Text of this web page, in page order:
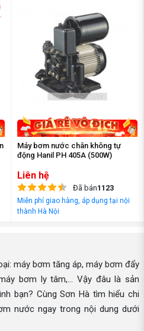
Máy bơm nước chân không tự
động Hanil PH 405A (500W)
Liên hệ
Đã bán1123
Miễn phí giao hàng, áp dụng tại nội
thành Hà Nội
máy bơm tăng áp, máy bơm đẩy
bơm ly tâm,... Vậy đâu là sản
bạn? Cùng Sơn Hà tìm hiểu chi
nước ngay trong nội dung dưới